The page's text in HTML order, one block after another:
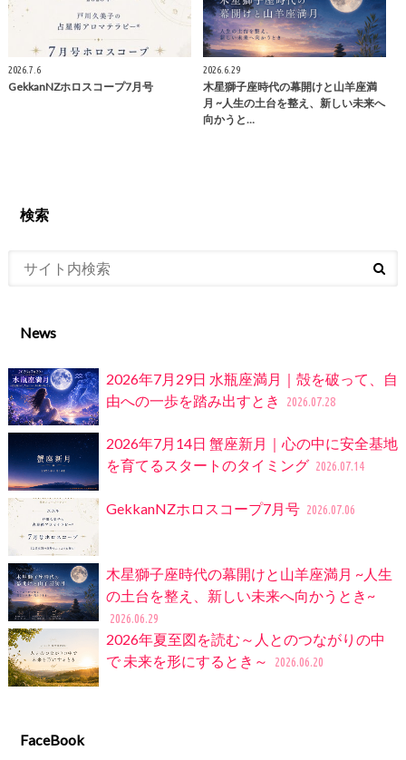
2026.7.6
GekkanNZホロスコープ7月号
2026.6.29
木星獅子座時代の幕開けと山羊座満
月 ~人生の土台を整え、新しい未来へ
向かうと…
検索
News
2026年7月29日 水瓶座満月｜殻を破って、自
由への一歩を踏み出すとき
2026.07.28
2026年7月14日 蟹座新月｜心の中に安全基地
を育てるスタートのタイミング 2026.07.14
GekkanNZホロスコープ7月号 2026.07.06
木星獅子座時代の幕開けと山羊座満月 ~人生
の土台を整え、新しい未来へ向かうとき~
2026.06.29
2026年夏至図を読む～人とのつながりの中
で 未来を形にするとき～
2026.06.20
FaceBook